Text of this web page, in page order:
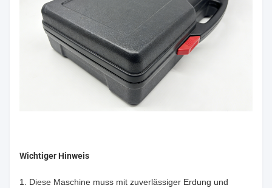
Wichtiger Hinweis
1. Diese Maschine muss mit zuverlässiger Erdung und